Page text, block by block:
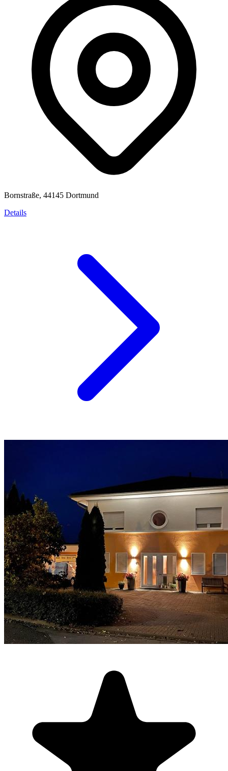
Bornstraße, 44145 Dortmund
Details